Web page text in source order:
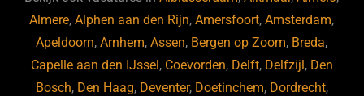
o
o
k
n
Almere,Alphen aan den Rijn,Amersfoort,Amsterdam,
Apeldoorn,Arnhem,Assen, Bergen op Zoom, Breda,
Capelle aan den IJssel, Coevorden, Delft, Delfzijl, Den
Bosch, Den Haag, Deventer, Doetinchem, Dordrecht,